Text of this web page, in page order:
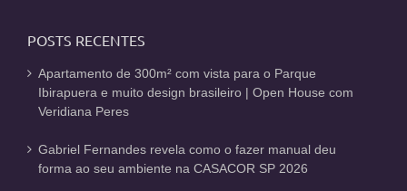
POSTS RECENTES
Apartamento de 300m² com vista para o Parque
Ibirapuera e muito design brasileiro | Open House com
Veridiana Peres
Gabriel Fernandes revela como o fazer manual deu
forma ao seu ambiente na CASACOR SP 2026